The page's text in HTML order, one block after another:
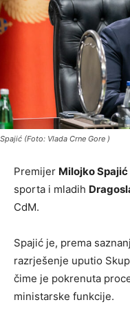
Spajić (Foto: Vlada Crne Gore )
Premijer Milojko Spajić
sporta i mladih
CdM.
Spajić je, prema
razrješenje uputio
čime je pokrenuta
ministarske funkcije.